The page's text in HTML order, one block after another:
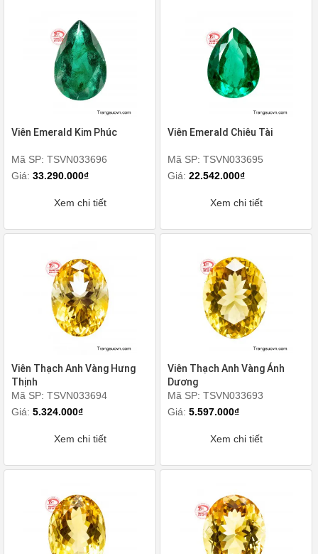
Viên Emerald Kim Phúc
Mã SP: TSVN033696
Giá: 33.290.000₫
Xem chi tiết
Viên Emerald Chiêu Tài
Mã SP: TSVN033695
Giá:22.542.000₫
Xem chi tiết
Viên Thạch Anh Vàng Hưng
Thịnh
Mã SP: TSVN033694
Giá: 5.324.000₫
Xem chi tiết
Viên Thạch Anh Vàng Ánh
Dương
Mã SP: TSVN033693
Giá:5.597.000₫
Xem chi tiết